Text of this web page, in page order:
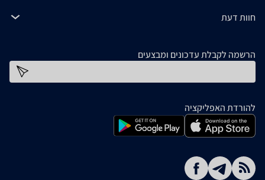
חוות דעת
הרשמה לקבלת עדכונים ומבצעים
להורדת האפליקציה